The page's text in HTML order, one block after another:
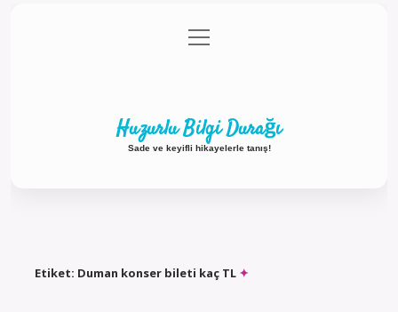
Gizlilik Politikası
menüyü
aç
Huzurlu Bilgi Durağı
Sade ve keyifli hikayelerle tanış!
Etiket: Duman konser bileti kaç TL